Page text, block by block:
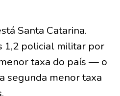
Santa Catarina.
1,2 policial militar por
taxa do país — o
segunda menor taxa